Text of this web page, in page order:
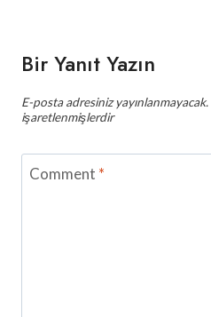
Bir Yanıt Yazın
E-posta adresiniz yayınlanmayacak.
işaretlenmişlerdir
Comment *